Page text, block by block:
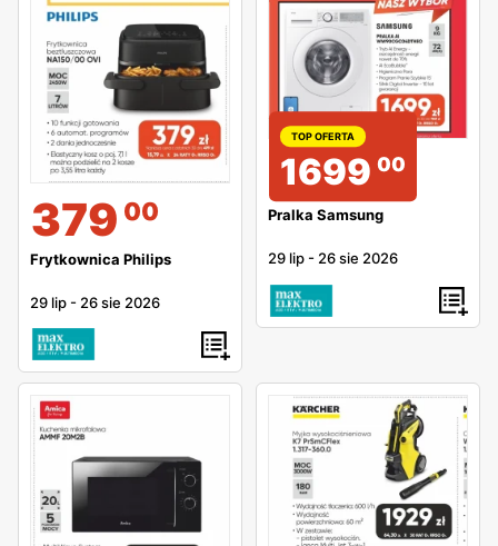
379 00
Frytkownica Philips
29 lip - 26 sie 2026
TOP OFERTA
1699 00
Pralka Samsung
29 lip - 26 sie 2026